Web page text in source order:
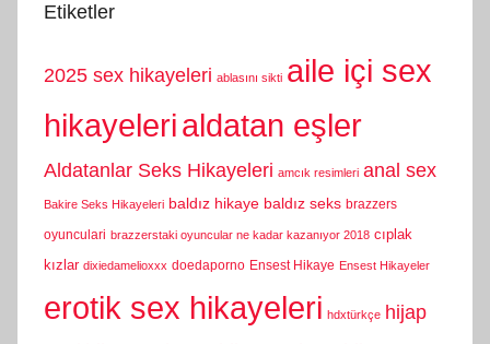
Etiketler
2025 sex hikayeleri ablasını sikti aile içi sex
hikayelerialdatan eşler
Aldatanlar Seks Hikayeleri amcık resimleri anal sex
Bakire Seks Hikayeleri baldız hikaye baldız seks brazzers
oyunculari brazzerstaki oyuncular ne kadar kazanıyor 2018 cıplak
kızlar dixiedamelioxxx doedaporno Ensest Hikaye Ensest Hikayeler
erotik sex hikayeleri hdxtürkçe hijap